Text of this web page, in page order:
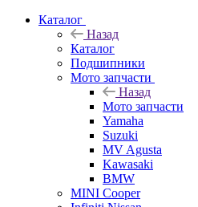
Каталог
Назад
Каталог
Подшипники
Мото запчасти
Назад
Мото запчасти
Yamaha
Suzuki
MV Agusta
Kawasaki
BMW
MINI Cooper